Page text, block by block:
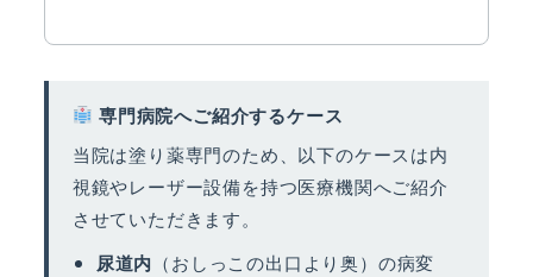
専門病院へご紹介するケース
当院は塗り薬専門のため、以下のケースは内
視鏡やレーザー設備を持つ医療機関へご紹介
させていただきます。
尿道内 （おしっこの出口より奥）の病変